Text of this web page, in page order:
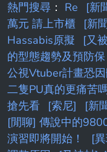
熱門搜尋 ： Re
[新
萬元 請上市櫃
[新
Hassabis原擬
[又
的型態趨勢及預防保
公視Vtuber計畫恐
二隻PU真的更痛苦
搶先看
[索尼]
[新
[閒聊] 傳說中的
演習即將開始！
[